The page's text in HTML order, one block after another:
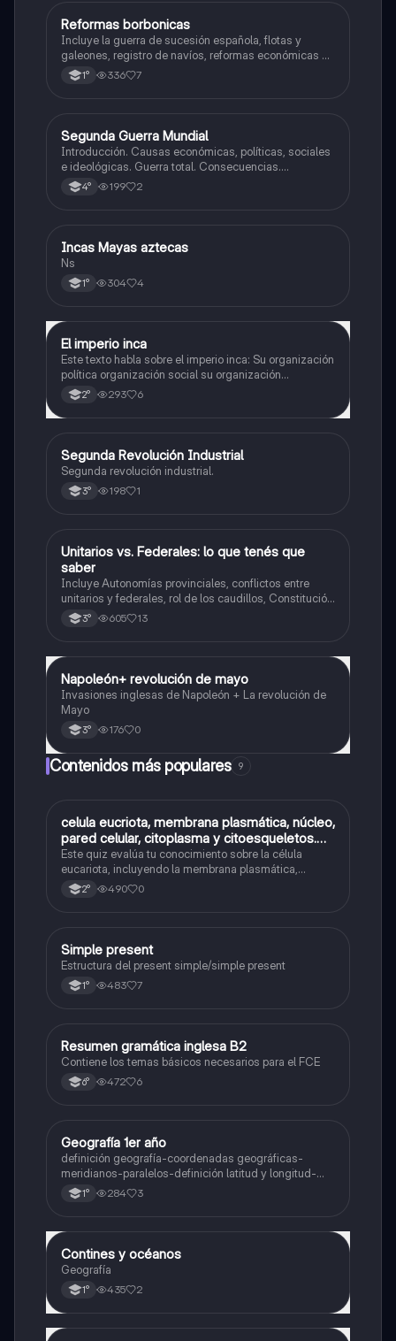
Historia
Reformas borbonicas
Incluye la guerra de sucesión española, flotas y
galeones, registro de navíos, reformas económicas y
virreinatos
1° 336 7
Historia
Segunda Guerra Mundial
Introducción. Causas económicas, políticas, sociales
e ideológicas. Guerra total. Consecuencias.
Tensiones en europa. Inicio de la guerra.
4° 199 2
Historia
Incas Mayas aztecas
Ns
1° 304 4
Historia
El imperio inca
Este texto habla sobre el imperio inca: Su organización
política organización social su organización
económica su y organización religiosa
2° 293 6
Historia
Segunda Revolución Industrial
Segunda revolución industrial.
3° 198 1
Historia
Unitarios vs. Federales: lo que tenés que
saber
Incluye Autonomías provinciales, conflictos entre
unitarios y federales, rol de los caudillos, Constitución
de 1826, figura de Dorrego y hegemonía de Rosas,
resumen, comparaciones y línea del tiempo.
3° 605 13
Historia
Napoleón+ revolución de mayo
Invasiones inglesas de Napoleón + La revolución de
Mayo
3° 176 0
Contenidos más populares 9
CBiología
celula eucriota, membrana plasmática, núcleo,
pared celular, citoplasma y citoesqueletos.
nombre se las partes de la celula eucariota
Este quiz evalúa tu conocimiento sobre la célula
eucariota, incluyendo la membrana plasmática,
núcleo, pared celular, citoplasma y citoesqueleto.
2° 490 0
Inglés
Simple present
Estructura del present simple/simple present
1° 483 7
Inglés
Resumen gramática inglesa B2
Contiene los temas básicos necesarios para el FCE
6° 472 6
Geografía
Geografía 1er año
definición geografía-coordenadas geográficas-
meridianos-paralelos-definición latitud y longitud-
elementos del mapa-definición mapa-localización
relativa y absoluta
1° 284 3
Geografía
Contines y océanos
Geografía
1° 435 2